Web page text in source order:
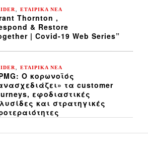
ΕΤΑΙΡΙΚΑ ΝΕΑ
Thornton ,
& Restore
| Covid-19 Web Series”
ΕΤΑΙΡΙΚΑ ΝΕΑ
Ο κορωνοϊός
τα customer
εφοδιαστικές
και στρατηγικές